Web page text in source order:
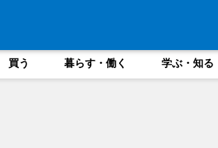
買う 暮らす・働く 学ぶ・知る